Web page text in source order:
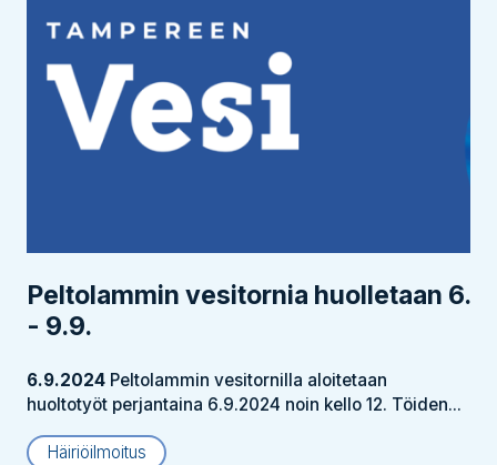
Peltolammin vesitornia huolletaan 6.
- 9.9.
6.9.2024 Peltolammin vesitornilla aloitetaan
huoltotyöt perjantaina 6.9.2024 noin kello 12. Töiden...
Häiriöilmoitus